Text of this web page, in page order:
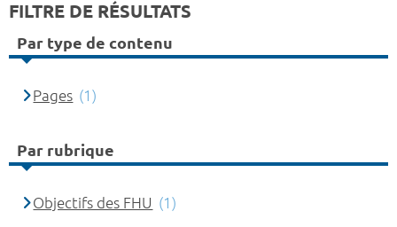
FILTRE DE RÉSULTATS
Par type de contenu
Pages (1)
Par rubrique
Objectifs des FHU (1)